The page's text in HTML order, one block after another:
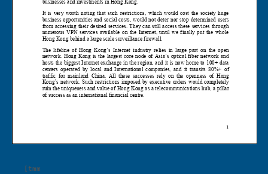
[tmm